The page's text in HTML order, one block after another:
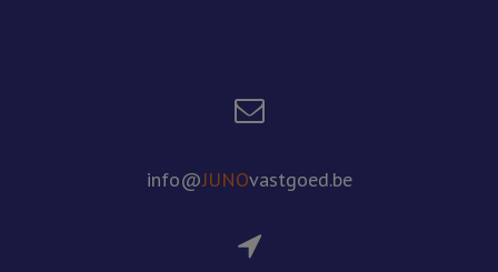
info@JUNOvastgoed.be